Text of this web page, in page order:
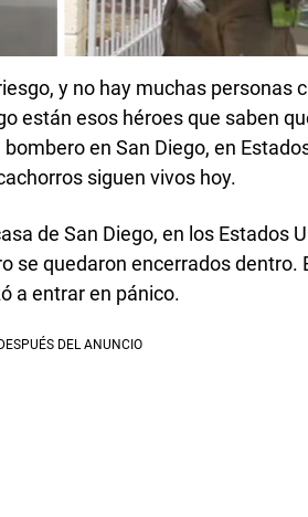
y no hay muchas personas
están esos héroes que saben
en San Diego, en
siguen vivos hoy.
de San Diego, en los Estados
se quedaron encerrados dentro.
a entrar en pánico.